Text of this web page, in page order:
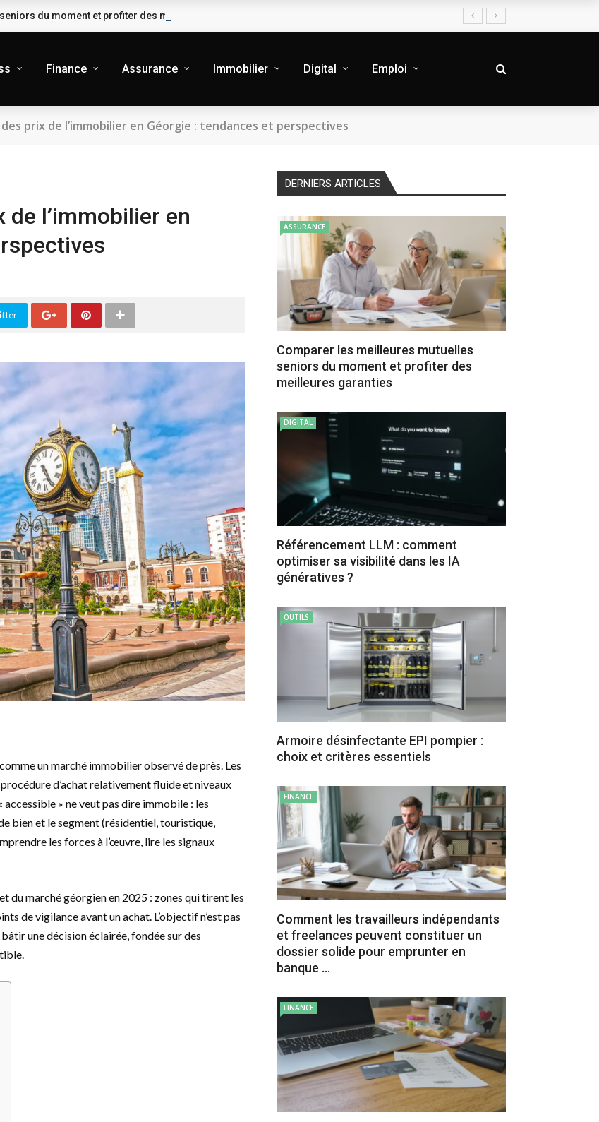
du moment et profiter des meilleures garanties
Finance Assurance Immobilier Digital Emploi
prix de l’immobilier en Géorgie : tendances et perspectives
l’immobilier en
un marché immobilier observé de près. Les
d’achat relativement fluide et niveaux
» ne veut pas dire immobile : les
bien et le segment (résidentiel, touristique,
les forces à l’œuvre, lire les signaux
du marché géorgien en 2025 : zones qui tirent les
de vigilance avant un achat. L’objectif n’est pas
une décision éclairée, fondée sur des
DERNIERS ARTICLES
ASSURANCE
Comparer les meilleures mutuelles
seniors du moment et profiter des
meilleures garanties
DIGITAL
Référencement LLM : comment
optimiser sa visibilité dans les IA
génératives ?
OUTILS
Armoire désinfectante EPI pompier :
choix et critères essentiels
FINANCE
Comment les travailleurs indépendants
et freelances peuvent constituer un
dossier solide pour emprunter en
banque ...
FINANCE